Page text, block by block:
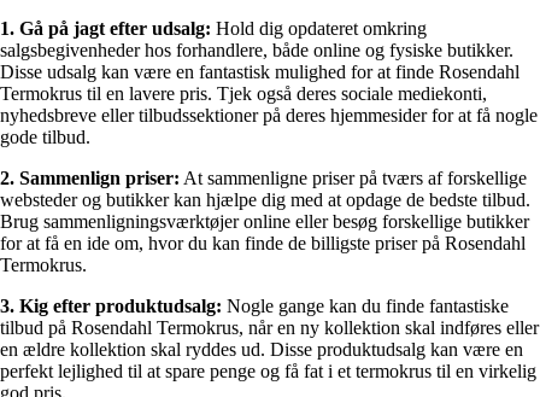
1. Gå på jagt efter udsalg: Hold dig opdateret omkring
salgsbegivenheder hos forhandlere, både online og fysiske butikker.
Disse udsalg kan være en fantastisk mulighed for at finde Rosendahl
Termokrus til en lavere pris. Tjek også deres sociale mediekonti,
nyhedsbreve eller tilbudssektioner på deres hjemmesider for at få nogle
gode tilbud.
2. Sammenlign priser: At sammenligne priser på tværs af forskellige
websteder og butikker kan hjælpe dig med at opdage de bedste tilbud.
Brug sammenligningsværktøjer online eller besøg forskellige butikker
for at få en ide om, hvor du kan finde de billigste priser på Rosendahl
Termokrus.
3. Kig efter produktudsalg: Nogle gange kan du finde fantastiske
tilbud på Rosendahl Termokrus, når en ny kollektion skal indføres eller
en ældre kollektion skal ryddes ud. Disse produktudsalg kan være en
perfekt lejlighed til at spare penge og få fat i et termokrus til en virkelig
god pris.